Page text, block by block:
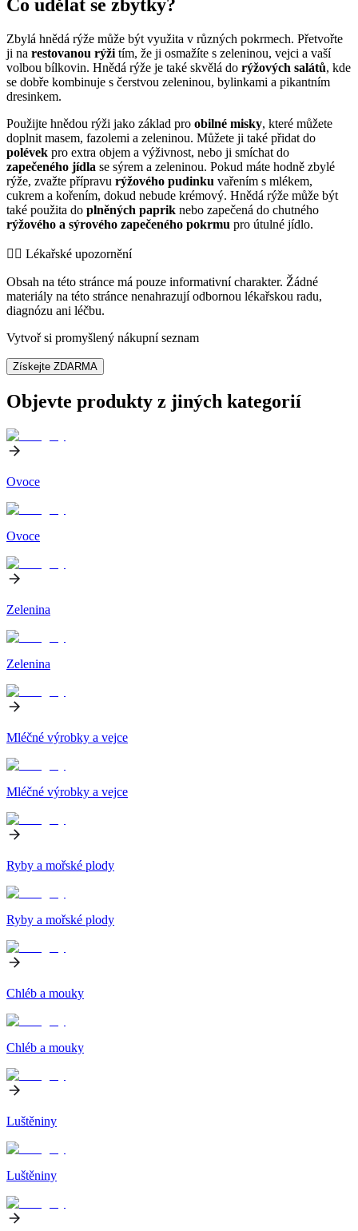
Co udělat se zbytky?
Zbylá hnědá rýže může být využita v různých pokrmech. Přetvořte
ji na restovanou rýži tím, že ji osmažíte s zeleninou, vejci a vaší
volbou bílkovin. Hnědá rýže je také skvělá do rýžových salátů, kde
se dobře kombinuje s čerstvou zeleninou, bylinkami a pikantním
dresinkem.
Použijte hnědou rýži jako základ pro obilné misky, které můžete
doplnit masem, fazolemi a zeleninou. Můžete ji také přidat do
polévek pro extra objem a výživnost, nebo ji smíchat do
zapečeného jídla se sýrem a zeleninou. Pokud máte hodně zbylé
rýže, zvažte přípravu rýžového pudinku vařením s mlékem,
cukrem a kořením, dokud nebude krémový. Hnědá rýže může být
také použita do plněných paprik nebo zapečená do chutného
rýžového a sýrového zapečeného pokrmu pro útulné jídlo.
👨‍⚕️️ Lékařské upozornění
Obsah na této stránce má pouze informativní charakter. Žádné
materiály na této stránce nenahrazují odbornou lékařskou radu,
diagnózu ani léčbu.
Vytvoř si promyšlený nákupní seznam
Získejte ZDARMA
Objevte produkty z jiných kategorií
Ovoce
Ovoce
Zelenina
Zelenina
Mléčné výrobky a vejce
Mléčné výrobky a vejce
Ryby a mořské plody
Ryby a mořské plody
Chléb a mouky
Chléb a mouky
Luštěniny
Luštěniny